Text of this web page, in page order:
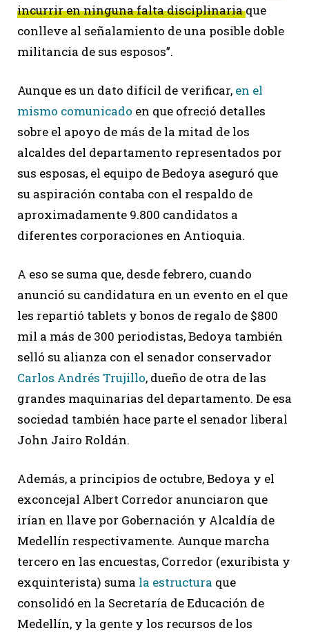
incurrir en ninguna falta disciplinariaque
conlleve al señalamiento de una posible doble
militancia de sus esposos”.
Aunque es un dato difícil de verificar, en el
mismo comunicado en que ofreció detalles
sobre el apoyo de más de la mitad de los
alcaldes del departamento representados por
sus esposas, el equipo de Bedoya aseguró que
su aspiración contaba con el respaldo de
aproximadamente 9.800 candidatos a
diferentes corporaciones en Antioquia.
A eso se suma que, desde febrero, cuando
anunció su candidatura en un evento en el que
les repartió tablets y bonos de regalo de $800
mil a más de 300 periodistas, Bedoya también
selló su alianza con el senador conservador
Carlos Andrés Trujillo, dueño de otra de las
grandes maquinarias del departamento. De esa
sociedad también hace parte el senador liberal
John Jairo Roldán.
Además, a principios de octubre, Bedoya y el
exconcejal Albert Corredor anunciaron que
irían en llave por Gobernación y Alcaldía de
Medellín respectivamente. Aunque marcha
tercero en las encuestas, Corredor (exuribista y
exquinterista) suma la estructura que
consolidó en la Secretaría de Educación de
Medellín, y la gente y los recursos de los